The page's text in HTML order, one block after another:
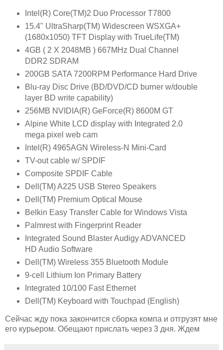
Intel(R) Core(TM)2 Duo Processor T7800
15.4" UltraSharp(TM) Widescreen WSXGA+
(1680x1050) TFT Display with TrueLife(TM)
4GB ( 2 X 2048MB ) 667MHz Dual Channel
DDR2 SDRAM
200GB SATA 7200RPM Performance Hard Drive
Blu-ray Disc Drive (BD/DVD/CD burner w/double
layer BD write capability)
256MB NVIDIA(R) GeForce(R) 8600M GT
Alpine White LCD display with Integrated 2.0
mega pixel web cam
Intel(R) 4965AGN Wireless-N Mini-Card
TV-out cable w/ SPDIF
Composite SPDIF Cable
Dell(TM) A225 USB Stereo Speakers
Dell(TM) Premium Optical Mouse
Belkin Easy Transfer Cable for Windows Vista
Palmrest with Fingerprint Reader
Integrated Sound Blaster Audigy ADVANCED
HD Audio Software
Dell(TM) Wireless 355 Bluetooth Module
9-cell Lithium Ion Primary Battery
Integrated 10/100 Fast Ethernet
Dell(TM) Keyboard with Touchpad (English)
Сейчас жду пока закончится сборка компа и отгрузят мне
его курьером. Обещают прислать через 3 дня. Ждем